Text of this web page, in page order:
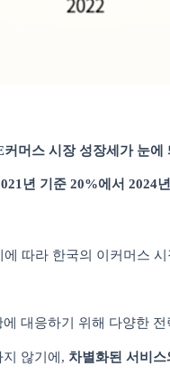
커머스 시장 성장세가 눈에
년 기준 20%에서 2024년
따라 한국의 이커머스
대응하기 위해 다양한
않기에 , 차별화된 서비